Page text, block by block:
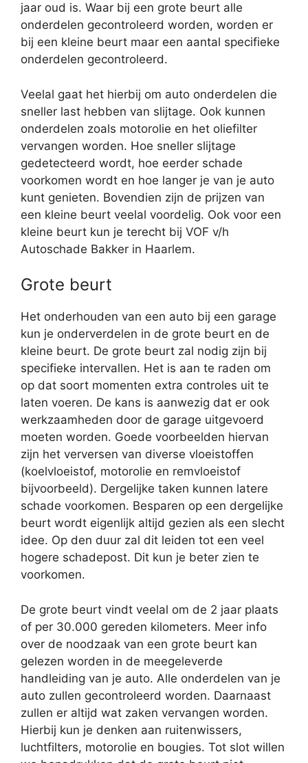
jaar oud is. Waar bij een grote beurt alle
onderdelen gecontroleerd worden, worden er
bij een kleine beurt maar een aantal specifieke
onderdelen gecontroleerd.
Veelal gaat het hierbij om auto onderdelen die
sneller last hebben van slijtage. Ook kunnen
onderdelen zoals motorolie en het oliefilter
vervangen worden. Hoe sneller slijtage
gedetecteerd wordt, hoe eerder schade
voorkomen wordt en hoe langer je van je auto
kunt genieten. Bovendien zijn de prijzen van
een kleine beurt veelal voordelig. Ook voor een
kleine beurt kun je terecht bij VOF v/h
Autoschade Bakker in Haarlem.
Grote beurt
Het onderhouden van een auto bij een garage
kun je onderverdelen in de grote beurt en de
kleine beurt. De grote beurt zal nodig zijn bij
specifieke intervallen. Het is aan te raden om
op dat soort momenten extra controles uit te
laten voeren. De kans is aanwezig dat er ook
werkzaamheden door de garage uitgevoerd
moeten worden. Goede voorbeelden hiervan
zijn het verversen van diverse vloeistoffen
(koelvloeistof, motorolie en remvloeistof
bijvoorbeeld). Dergelijke taken kunnen latere
schade voorkomen. Besparen op een dergelijke
beurt wordt eigenlijk altijd gezien als een slecht
idee. Op den duur zal dit leiden tot een veel
hogere schadepost. Dit kun je beter zien te
voorkomen.
De grote beurt vindt veelal om de 2 jaar plaats
of per 30.000 gereden kilometers. Meer info
over de noodzaak van een grote beurt kan
gelezen worden in de meegeleverde
handleiding van je auto. Alle onderdelen van je
auto zullen gecontroleerd worden. Daarnaast
zullen er altijd wat zaken vervangen worden.
Hierbij kun je denken aan ruitenwissers,
luchtfilters, motorolie en bougies. Tot slot willen